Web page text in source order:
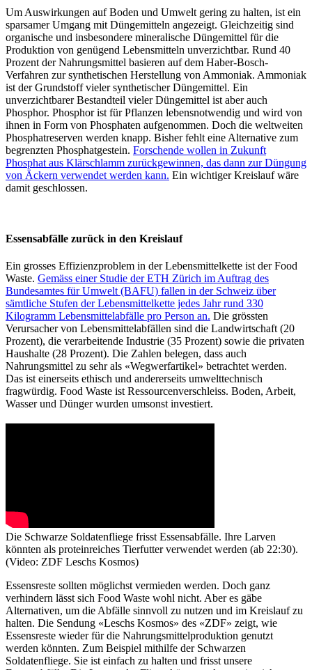
Um Auswirkungen auf Boden und Umwelt gering zu halten, ist ein
sparsamer Umgang mit Düngemitteln angezeigt. Gleichzeitig sind
organische und insbesondere mineralische Düngemittel für die
Produktion von genügend Lebensmitteln unverzichtbar. Rund 40
Prozent der Nahrungsmittel basieren auf dem Haber-Bosch-
Verfahren zur synthetischen Herstellung von Ammoniak. Ammoniak
ist der Grundstoff vieler synthetischer Düngemittel. Ein
unverzichtbarer Bestandteil vieler Düngemittel ist aber auch
Phosphor. Phosphor ist für Pflanzen lebensnotwendig und wird von
ihnen in Form von Phosphaten aufgenommen. Doch die weltweiten
Phosphatreserven werden knapp. Bisher fehlt eine Alternative zum
begrenzten Phosphatgestein. Forschende wollen in Zukunft
Phosphat aus Klärschlamm zurückgewinnen, das dann zur Düngung
von Äckern verwendet werden kann. Ein wichtiger Kreislauf wäre
damit geschlossen.
Essensabfälle zurück in den Kreislauf
Ein grosses Effizienzproblem in der Lebensmittelkette ist der Food
Waste. Gemäss einer Studie der ETH Zürich im Auftrag des
Bundesamtes für Umwelt (BAFU) fallen in der Schweiz über
sämtliche Stufen der Lebensmittelkette jedes Jahr rund 330
Kilogramm Lebensmittelabfälle pro Person an. Die grössten
Verursacher von Lebensmittelabfällen sind die Landwirtschaft (20
Prozent), die verarbeitende Industrie (35 Prozent) sowie die privaten
Haushalte (28 Prozent). Die Zahlen belegen, dass auch
Nahrungsmittel zu sehr als «Wegwerfartikel» betrachtet werden.
Das ist einerseits ethisch und andererseits umwelttechnisch
fragwürdig. Food Waste ist Ressourcenverschleiss. Boden, Arbeit,
Wasser und Dünger wurden umsonst investiert.
Die Schwarze Soldatenfliege frisst Essensabfälle. Ihre Larven
könnten als proteinreiches Tierfutter verwendet werden (ab 22:30).
(Video: ZDF Leschs Kosmos)
Essensreste sollten möglichst vermieden werden. Doch ganz
verhindern lässt sich Food Waste wohl nicht. Aber es gäbe
Alternativen, um die Abfälle sinnvoll zu nutzen und im Kreislauf zu
halten. Die Sendung «Leschs Kosmos» des «ZDF» zeigt, wie
Essensreste wieder für die Nahrungsmittelproduktion genutzt
werden könnten. Zum Beispiel mithilfe der Schwarzen
Soldatenfliege. Sie ist einfach zu halten und frisst unsere